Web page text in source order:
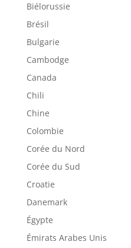
Biélorussie
Brésil
Bulgarie
Cambodge
Canada
Chili
Chine
Colombie
Corée du Nord
Corée du Sud
Croatie
Danemark
Égypte
Émirats Arabes Unis